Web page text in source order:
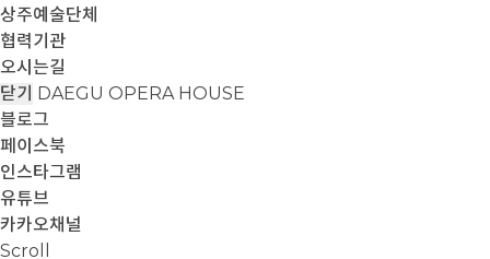
상주예술단체
협력기관
오시는길
닫기 DAEGU OPERA HOUSE
블로그
페이스북
인스타그램
유튜브
카카오채널
Scroll